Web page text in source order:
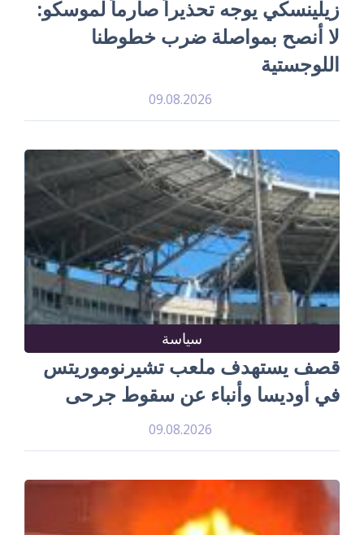
زيلينسكي يوجه تحذيراً صارماً لموسكو:
لا أنصح بمواصلة ضرب خطوطنا
اللوجستية
09.08.2026
سياسة
قصف يستهدف ملعب تشيرنوموريتس
في أوديسا وأنباء عن سقوط جرحى
09.08.2026